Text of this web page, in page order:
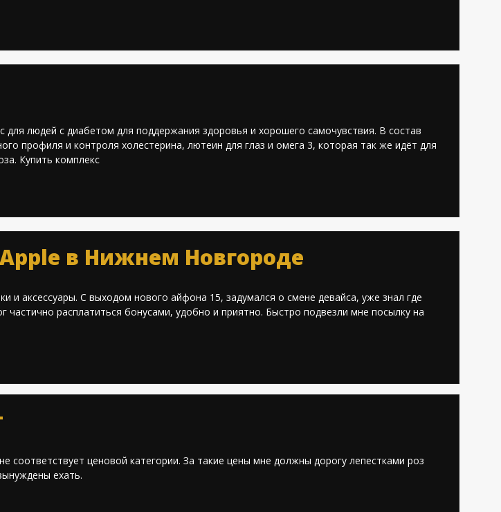
людей с диабетом для поддержания здоровья и хорошего самочувствия. В состав
профиля и контроля холестерина, лютеин для глаз и омега 3, которая так же идёт для
Купить комплекс
в Нижнем Новгороде
и аксессуары. С выходом нового айфона 15, задумался о смене девайса, уже знал где
частично расплатиться бонусами, удобно и приятно. Быстро подвезли мне посылку на
ценовой категории. За такие цены мне должны дорогу лепестками роз
ехать.